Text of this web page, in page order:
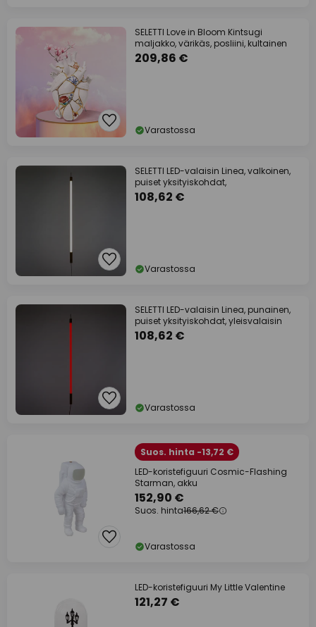
SELETTI Love in Bloom Kintsugi
maljakko, värikäs, posliini, kultainen
209,86 €
Varastossa
SELETTI LED-valaisin Linea, valkoinen,
puiset yksityiskohdat,
108,62 €
Varastossa
SELETTI LED-valaisin Linea, punainen,
puiset yksityiskohdat, yleisvalaisin
108,62 €
Varastossa
Suos. hinta -13,72 €
LED-koristefiguuri Cosmic-Flashing
Starman, akku
152,90 €
Suos. hinta166,62 €
Varastossa
LED-koristefiguuri My Little Valentine
121,27 €